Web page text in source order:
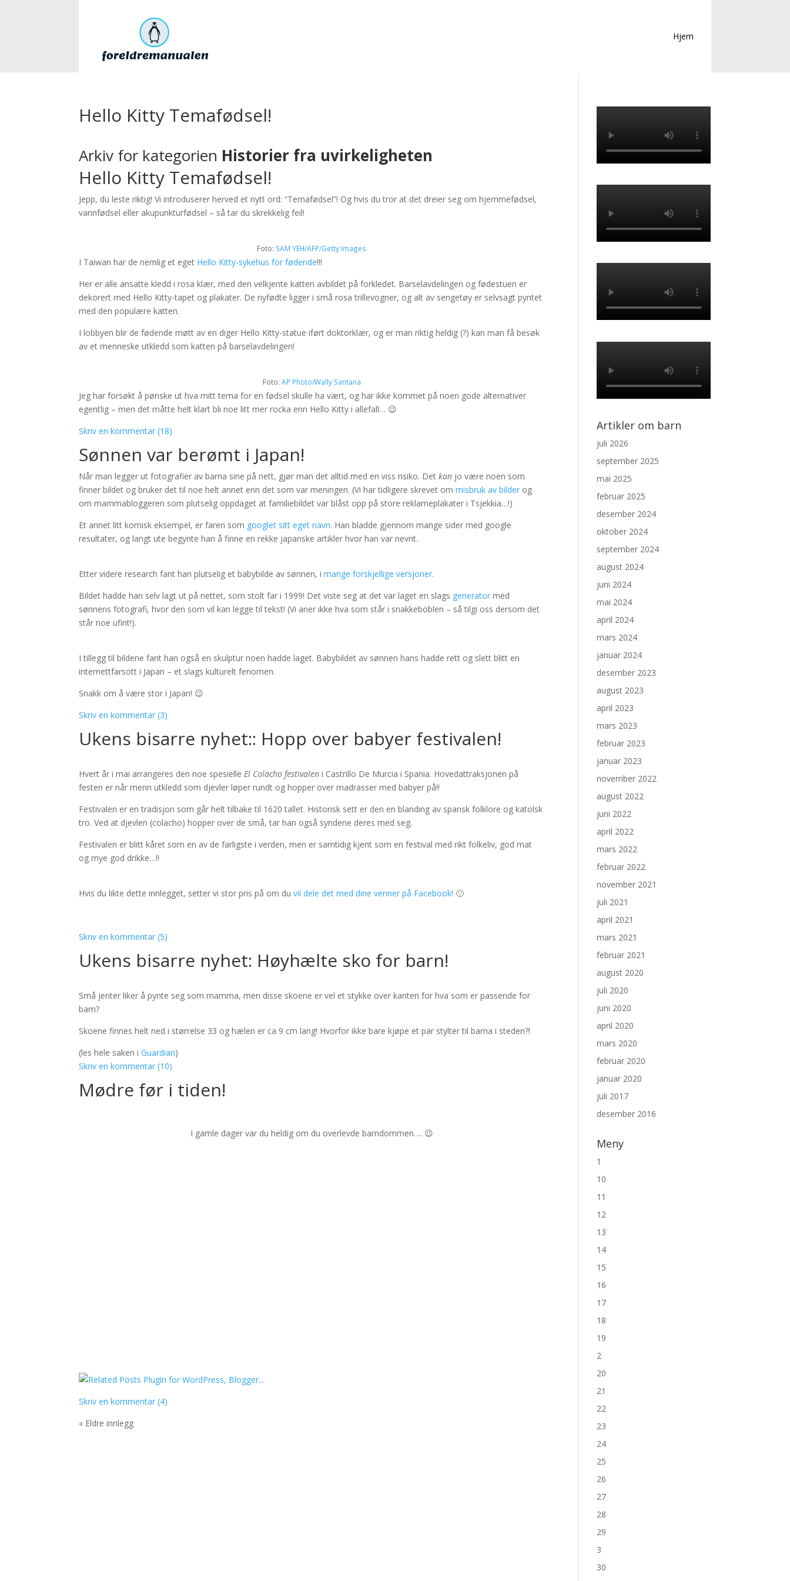
Hjem
Hello Kitty Temafødsel!
Arkiv for kategorien Historier fra uvirkeligheten
Hello Kitty Temafødsel!
Jepp, du leste riktig! Vi introduserer herved et nytt ord: “Temafødsel”! Og hvis du tror at det dreier seg om hjemmefødsel,
vannfødsel eller akupunkturfødsel – så tar du skrekkelig feil!
Foto: SAM YEH/AFP/Getty Images
I Taiwan har de nemlig et eget Hello Kitty-sykehus for fødende!!!
Her er alle ansatte kledd i rosa klær, med den velkjente katten avbildet på forkledet. Barselavdelingen og fødestuen er
dekorert med Hello Kitty-tapet og plakater. De nyfødte ligger i små rosa trillevogner, og alt av sengetøy er selvsagt pyntet
med den populære katten.
I lobbyen blir de fødende møtt av en diger Hello Kitty-statue iført doktorklær, og er man riktig heldig (?) kan man få besøk
av et menneske utkledd som katten på barselavdelingen!
Foto: AP Photo/Wally Santana
Jeg har forsøkt å pønske ut hva mitt tema for en fødsel skulle ha vært, og har ikke kommet på noen gode alternativer
egentlig – men det måtte helt klart bli noe litt mer rocka enn Hello Kitty i allefall… 😉
Skriv en kommentar (18)
Sønnen var berømt i Japan!
Når man legger ut fotografier av barna sine på nett, gjør man det alltid med en viss risiko. Detkan jo være noen som
finner bildet og bruker det til noe helt annet enn det som var meningen. (Vi har tidligere skrevet ommisbruk av bilder og
om mammabloggeren som plutselig oppdaget at familiebildet var blåst opp på store reklameplakater i Tsjekkia…!)
Et annet litt komisk eksempel, er faren som googlet sitt eget navn. Han bladde gjennom mange sider med google
resultater, og langt ute begynte han å finne en rekke japanske artikler hvor han var nevnt.
Etter videre research fant han plutselig et babybilde av sønnen, imange forskjellige versjoner.
Bildet hadde han selv lagt ut på nettet, som stolt far i 1999! Det viste seg at det var laget en slags generator med
sønnens fotografi, hvor den som vil kan legge til tekst! (Vi aner ikke hva som står i snakkeboblen – så tilgi oss dersom det
står noe ufint!).
I tillegg til bildene fant han også en skulptur noen hadde laget. Babybildet av sønnen hans hadde rett og slett blitt en
internettfarsott i Japan – et slags kulturelt fenomen.
Snakk om å være stor i Japan! 😉
Skriv en kommentar (3)
Ukens bisarre nyhet:: Hopp over babyer festivalen!
Hvert år i mai arrangeres den noe spesielleEl Colacho festivalen i Castrillo De Murcia i Spania. Hovedattraksjonen på
festen er når menn utkledd som djevler løper rundt og hopper over madrasser med babyer på!!
Festivalen er en tradisjon som går helt tilbake til 1620 tallet. Historisk sett er den en blanding av spansk folklore og katolsk
tro. Ved at djevlen (colacho) hopper over de små, tar han også syndene deres med seg.
Festivalen er blitt kåret som en av de farligste i verden, men er samtidig kjent som en festival med rikt folkeliv, god mat
og mye god drikke…!!
Hvis du likte dette innlegget, setter vi stor pris på om duvil dele det med dine venner på Facebook! 🙂
Skriv en kommentar (5)
Ukens bisarre nyhet: Høyhælte sko for barn!
Små jenter liker å pynte seg som mamma, men disse skoene er vel et stykke over kanten for hva som er passende for
barn?
Skoene finnes helt ned i størrelse 33 og hælen er ca 9 cm lang! Hvorfor ikke bare kjøpe et par stylter til barna i steden?!
(les hele saken iGuardian)
Skriv en kommentar (10)
Mødre før i tiden!
I gamle dager var du heldig om du overlevde barndommen…. 😉
Skriv en kommentar (4)
« Eldre innlegg
Artikler om barn
juli 2026
september 2025
mai 2025
februar 2025
desember 2024
oktober 2024
september 2024
august 2024
juni 2024
mai 2024
april 2024
mars 2024
januar 2024
desember 2023
august 2023
april 2023
mars 2023
februar 2023
januar 2023
november 2022
august 2022
juni 2022
april 2022
mars 2022
februar 2022
november 2021
juli 2021
april 2021
mars 2021
februar 2021
august 2020
juli 2020
juni 2020
april 2020
mars 2020
februar 2020
januar 2020
juli 2017
desember 2016
Meny
1
10
11
12
13
14
15
16
17
18
19
2
20
21
22
23
24
25
26
27
28
29
3
30